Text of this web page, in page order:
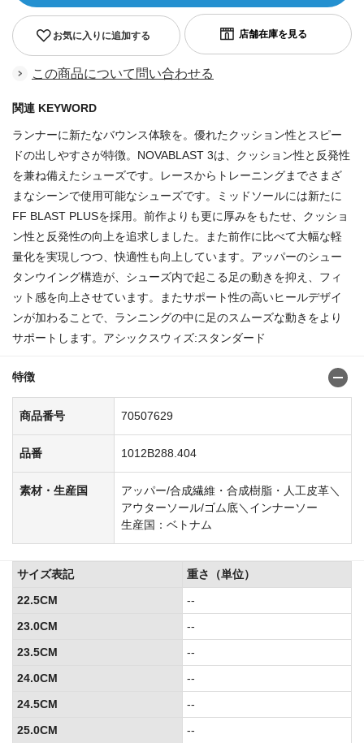
お気に入りに追加する
この商品について問い合わせる
関連 KEYWORD
ランナーに新たなバウンス体験を。優れたクッション性とスピー
ドの出しやすさが特徴。NOVABLAST 3は、クッション性と反発性
を兼ね備えたシューズです。レースからトレーニングまでさまざ
まなシーンで使用可能なシューズです。ミッドソールには新たに
FF BLAST PLUSを採用。前作よりも更に厚みをもたせ、クッショ
ン性と反発性の向上を追求しました。また前作に比べて大幅な軽
量化を実現しつつ、快適性も向上しています。アッパーのシュー
タンウイング構造が、シューズ内で起こる足の動きを抑え、フィ
ット感を向上させています。またサポート性の高いヒールデザイ
ンが加わることで、ランニングの中に足のスムーズな動きをより
サポートします。アシックスウィズ:スタンダード
特徴
商品番号 70507629
品番 1012B288.404
素材・生産国
アッパー/合成繊維・合成樹脂・人工皮革＼
アウターソール/ゴム底＼インナーソー
生産国：ベトナム
サイズ表記
重さ（単位）
22.5CM
--
23.0CM
--
23.5CM
--
24.0CM
--
24.5CM
--
25.0CM
--